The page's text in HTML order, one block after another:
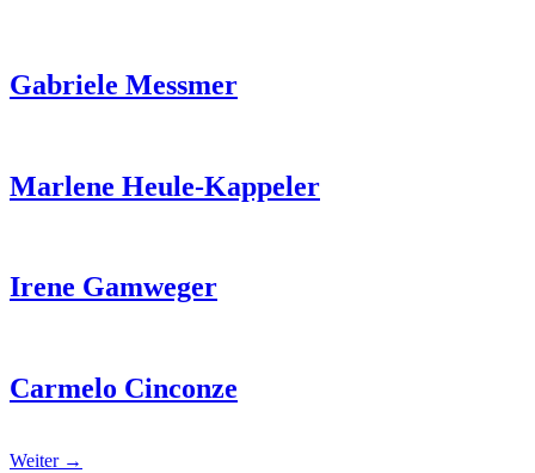
Gabriele Messmer
Marlene Heule-Kappeler
Irene Gamweger
Carmelo Cinconze
Weiter →